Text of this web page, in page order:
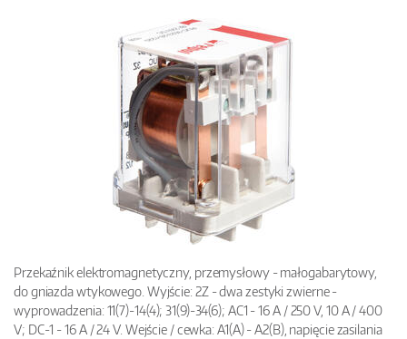
Przekaźnik elektromagnetyczny, przemysłowy - małogabarytowy,
do gniazda wtykowego. Wyjście: 2Z - dwa zestyki zwierne -
wyprowadzenia: 11(7)-14(4); 31(9)-34(6); AC1 - 16 A / 250 V, 10 A / 400
V; DC-1 - 16 A / 24 V. Wejście / cewka: A1(A) - A2(B), napięcie zasilania